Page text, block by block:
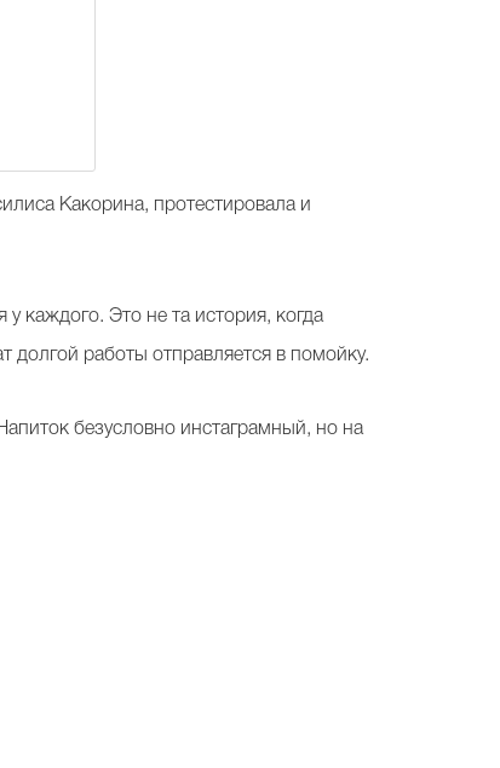
Какорина, протестировала и
каждого. Это не та история, когда
долгой работы отправляется в помойку.
безусловно инстаграмный, но на